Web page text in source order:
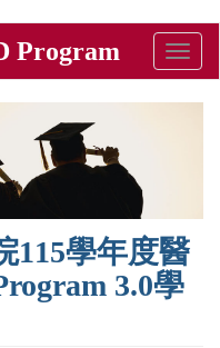
Program
Toggle
115學年度醫
3.0學